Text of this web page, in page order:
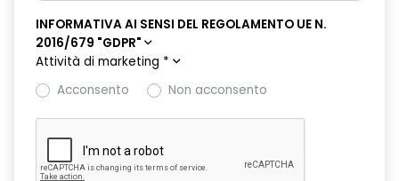
Manutenzione Connessa, incluso per 8 anni
portellone posteriore manuale
INFORMATIVA AI SENSI DEL REGOLAMENTO UE N.
2016/679 "GDPR"
Attività di marketing *
Acconsento
Non acconsento